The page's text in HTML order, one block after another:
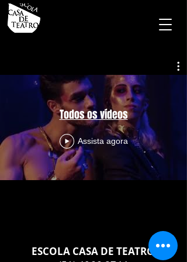
Todos os vídeos
Assista agora
ESCOLA CASA DE TEATRO